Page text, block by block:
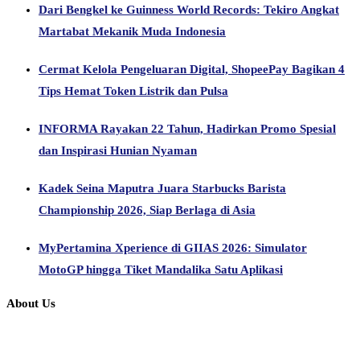
Dari Bengkel ke Guinness World Records: Tekiro Angkat
Martabat Mekanik Muda Indonesia
Cermat Kelola Pengeluaran Digital, ShopeePay Bagikan 4
Tips Hemat Token Listrik dan Pulsa
INFORMA Rayakan 22 Tahun, Hadirkan Promo Spesial
dan Inspirasi Hunian Nyaman
Kadek Seina Maputra Juara Starbucks Barista
Championship 2026, Siap Berlaga di Asia
MyPertamina Xperience di GIIAS 2026: Simulator
MotoGP hingga Tiket Mandalika Satu Aplikasi
About Us